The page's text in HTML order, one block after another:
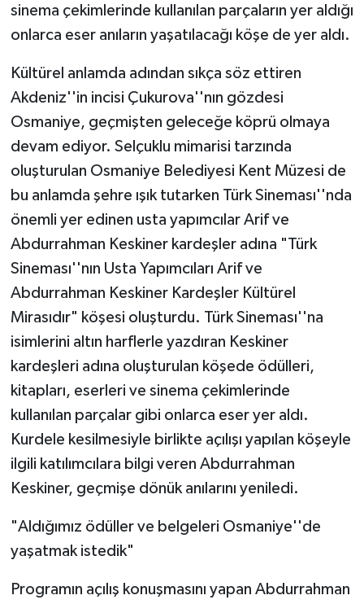
sinema çekimlerinde kullanılan parçaların yer aldığı
onlarca eser anıların yaşatılacağı köşe de yer aldı.
Kültürel anlamda adından sıkça söz ettiren
Akdeniz''in incisi Çukurova''nın gözdesi
Osmaniye, geçmişten geleceğe köprü olmaya
devam ediyor. Selçuklu mimarisi tarzında
oluşturulan Osmaniye Belediyesi Kent Müzesi de
bu anlamda şehre ışık tutarken Türk Sineması''nda
önemli yer edinen usta yapımcılar Arif ve
Abdurrahman Keskiner kardeşler adına "Türk
Sineması''nın Usta Yapımcıları Arif ve
Abdurrahman Keskiner Kardeşler Kültürel
Mirasıdır" köşesi oluşturdu. Türk Sineması''na
isimlerini altın harflerle yazdıran Keskiner
kardeşleri adına oluşturulan köşede ödülleri,
kitapları, eserleri ve sinema çekimlerinde
kullanılan parçalar gibi onlarca eser yer aldı.
Kurdele kesilmesiyle birlikte açılışı yapılan köşeyle
ilgili katılımcılara bilgi veren Abdurrahman
Keskiner, geçmişe dönük anılarını yeniledi.
"Aldığımız ödüller ve belgeleri Osmaniye''de
yaşatmak istedik"
Programın açılış konuşmasını yapan Abdurrahman